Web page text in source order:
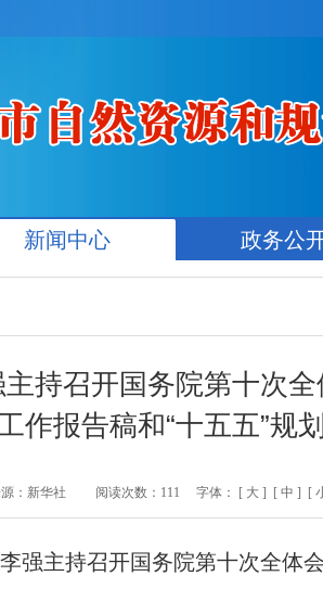
新闻中心 政务公
持召开国务院第十次全
作报告稿和“十五五”规
：新华社 阅读次数： 111 字体： [ 大 ] [ 中 ] [
李强主持召开国务院第十次全体